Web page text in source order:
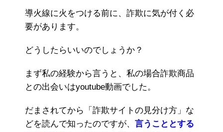
導火線に火をつける前に、詐欺に気が付く必
要があります。
どうしたらいいのでしょうか？
まず私の経験から言うと、私の場合詐欺商品
との出会いはyoutube動画でした。
だまされてから「詐欺サイトの見分け方」な
どを読んで知ったのですが、 言うこととする